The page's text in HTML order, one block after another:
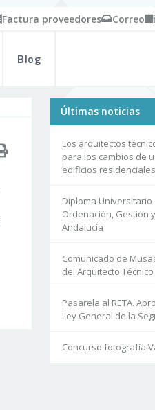
Factura proveedores Correo
Blog
Últimas noticias
Los arquitectos
para los cambios de
edificios residenciales
Diploma Universitario
Ordenación, Gestión
Andalucía
Comunicado de
del Arquitecto
Pasarela al RETA.
Ley General de la
Concurso fotografía